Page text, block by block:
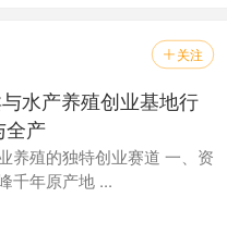
 关注
水产养殖创业基地行
全产
养殖的独特创业赛道 一、资
千年原产地 ...